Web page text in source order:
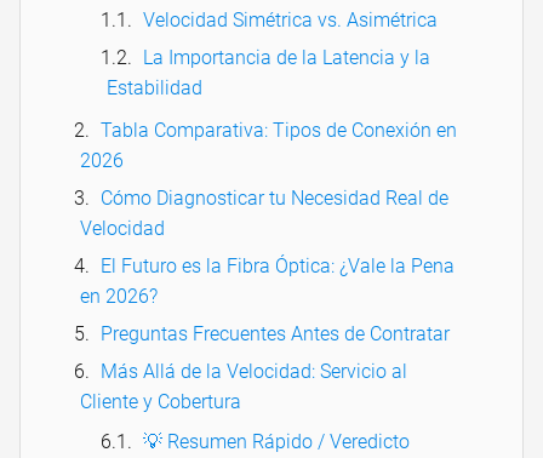
Velocidad Simétrica vs. Asimétrica
La Importancia de la Latencia y la
Estabilidad
Tabla Comparativa: Tipos de Conexión en
2026
Cómo Diagnosticar tu Necesidad Real de
Velocidad
El Futuro es la Fibra Óptica: ¿Vale la Pena
en 2026?
Preguntas Frecuentes Antes de Contratar
Más Allá de la Velocidad: Servicio al
Cliente y Cobertura
💡 Resumen Rápido / Veredicto